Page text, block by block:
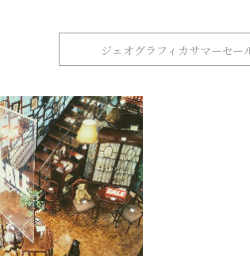
ジェオグラフィカサマーセー